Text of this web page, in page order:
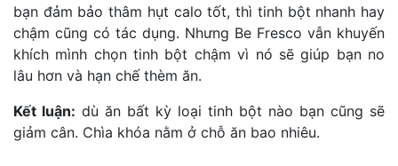
bạn đảm bảo thâm hụt calo tốt, thì tinh bột nhanh hay
chậm cũng có tác dụng. Nhưng Be Fresco vẫn khuyến
khích mình chọn tinh bột chậm vì nó sẽ giúp bạn no
lâu hơn và hạn chế thèm ăn.
Kết luận: dù ăn bất kỳ loại tinh bột nào bạn cũng sẽ
giảm cân. Chìa khóa nằm ở chỗ ăn bao nhiêu.